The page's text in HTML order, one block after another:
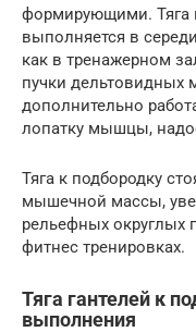
формирующими. Тяга
выполняется в
как в тренажерном
пучки
дополнительно
лопатку мышцы,
Тяга к подбородку
мышечной массы,
рельефных округлых
фитнес тренировках.
Тяга гантелей к
выполнения